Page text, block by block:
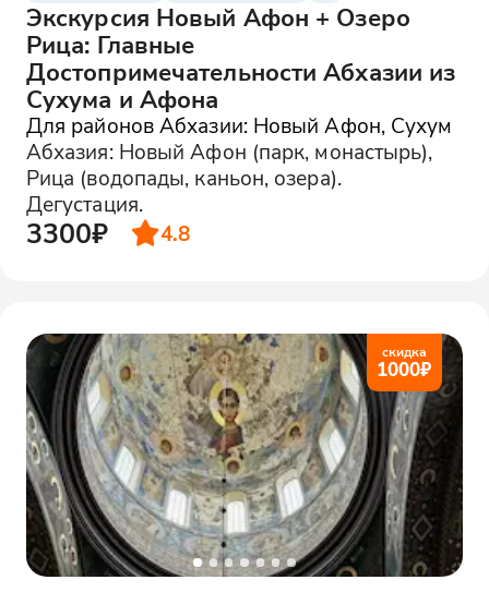
Экскурсия Новый Афон + Озеро
Рица: Главные
Достопримечательности Абхазии из
Сухума и Афона
Для районов Абхазии: Новый Афон, Сухум
Абхазия: Новый Афон (парк, монастырь),
Рица (водопады, каньон, озера).
Дегустация.
3300₽ 4.8
скидка
1000₽